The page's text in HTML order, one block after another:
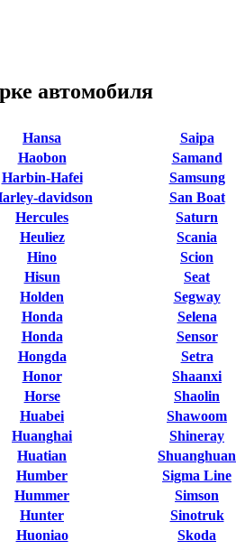
автомобиля
Hansa
Haobon
Harbin-Hafei
davidson
Hercules
Heuliez
Hino
Hisun
Holden
Honda
Honda
Hongda
Honor
Horse
Huabei
Huanghai
Huatian
Humber
Hummer
Hunter
Huoniao
Saipa
Samand
Samsung
San Boat
Saturn
Scania
Scion
Seat
Segway
Selena
Sensor
Setra
Shaanxi
Shaolin
Shawoom
Shineray
Shuanghuan
Sigma Line
Simson
Sinotruk
Skoda